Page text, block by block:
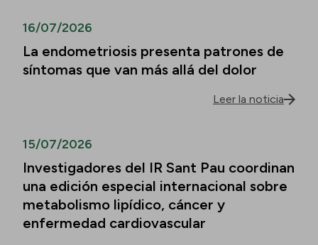
16/07/2026
La endometriosis presenta patrones de
síntomas que van más allá del dolor
Leer la noticia
15/07/2026
Investigadores del IR Sant Pau coordinan
una edición especial internacional sobre
metabolismo lipídico, cáncer y
enfermedad cardiovascular